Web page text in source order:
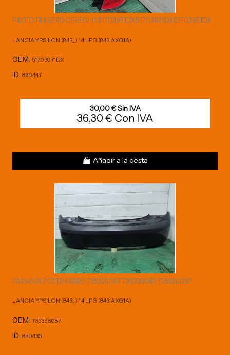
PILOTO TRASERO DERECHO 51703971DX 51703971DX 51703971DX
LANCIA YPSILON (843_) 1.4 LPG (843.AXG1A)
OEM: 51703971DX
ID: 830447
30,00 € Sin IVA
36,30 € Con IVA
Añadir a la cesta
PARAGOLPES TRASERO 735336087 735336087 735336087
LANCIA YPSILON (843_) 1.4 LPG (843.AXG1A)
OEM: 735336087
ID: 830435